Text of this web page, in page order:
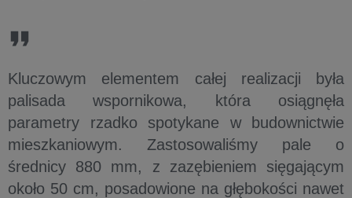
Kluczowym elementem całej realizacji była
palisada wspornikowa, która osiągnęła
parametry rzadko spotykane w budownictwie
mieszkaniowym. Zastosowaliśmy pale o
średnicy 880 mm, z zazębieniem sięgającym
około 50 cm, posadowione na głębokości nawet